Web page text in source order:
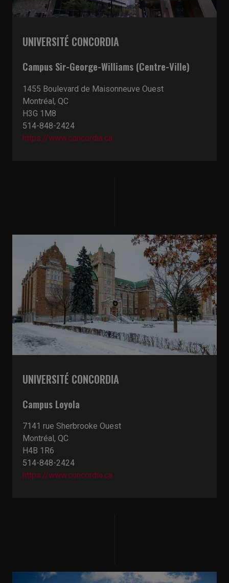
UNIVERSITÉ CONCORDIA
Campus Sir-George-Williams (Centre-Ville)
1455 Boulevard de Maisonneuve Ouest
Montréal, QC
H3G 1M8
514-848-2424
https://www.concordia.ca
UNIVERSITÉ CONCORDIA
Campus Loyola
7141 rue Sherbrooke Ouest
Montréal, QC
H4B 1R6
514-848-2424
https://www.concordia.ca